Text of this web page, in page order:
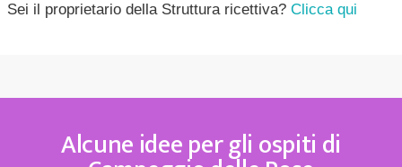
Sei il proprietario della Struttura ricettiva? Clicca qui
Alcune idee per gli ospiti di